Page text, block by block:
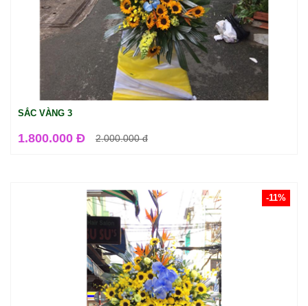
SẮC VÀNG 3
1.800.000 Đ 2.000.000đ
-11%